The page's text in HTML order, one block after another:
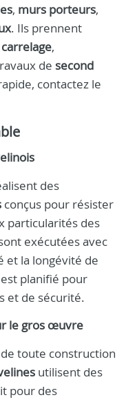
, murs porteurs,
. Ils prennent
,
de second
contactez le
des
conçus pour résister
particularités des
exécutées avec
et la longévité de
planifié pour
et de sécurité.
le gros œuvre
toute construction
utilisent des
pour des